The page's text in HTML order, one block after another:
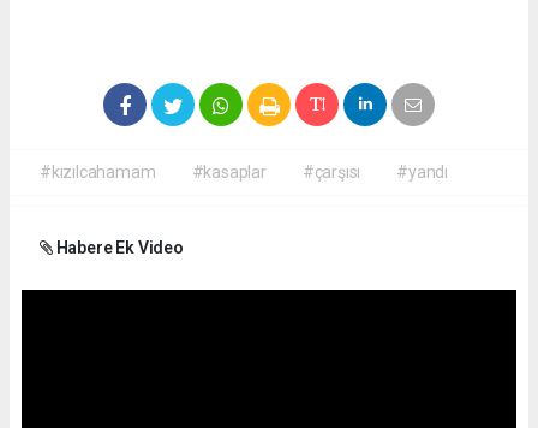
#kızılcahamam #kasaplar #çarşısı #yandı
Habere Ek Video